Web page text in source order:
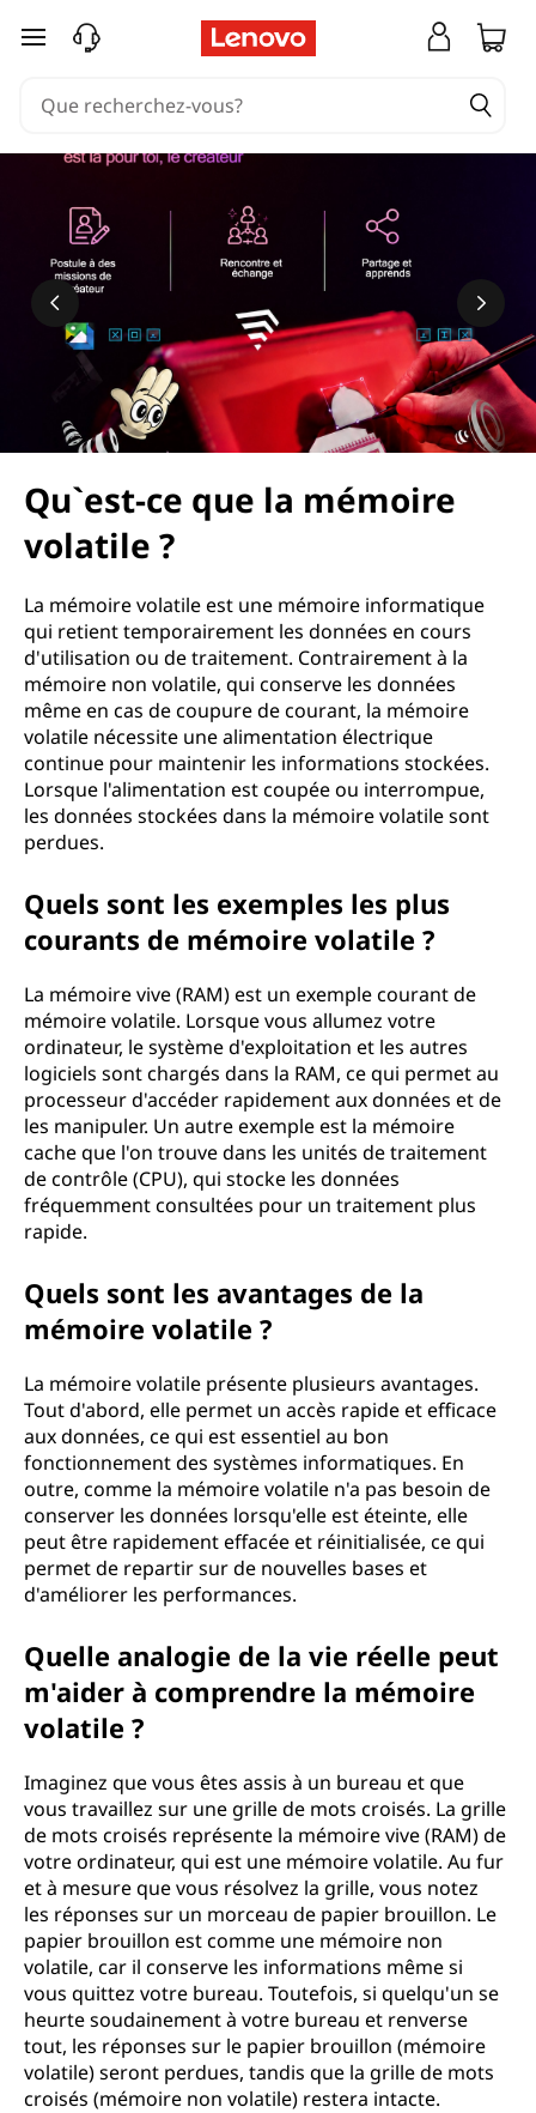
passer au contenu principal
En savoir plus
Qu`est-ce que la mémoire
volatile ?
La mémoire volatile est une mémoire informatique
qui retient temporairement les données en cours
d'utilisation ou de traitement. Contrairement à la
mémoire non volatile, qui conserve les données
même en cas de coupure de courant, la mémoire
volatile nécessite une alimentation électrique
continue pour maintenir les informations stockées.
Lorsque l'alimentation est coupée ou interrompue,
les données stockées dans la mémoire volatile sont
perdues.
Quels sont les exemples les plus
courants de mémoire volatile ?
La mémoire vive (RAM) est un exemple courant de
mémoire volatile. Lorsque vous allumez votre
ordinateur, le système d'exploitation et les autres
logiciels sont chargés dans la RAM, ce qui permet au
processeur d'accéder rapidement aux données et de
les manipuler. Un autre exemple est la mémoire
cache que l'on trouve dans les unités de traitement
de contrôle (CPU), qui stocke les données
fréquemment consultées pour un traitement plus
rapide.
Quels sont les avantages de la
mémoire volatile ?
La mémoire volatile présente plusieurs avantages.
Tout d'abord, elle permet un accès rapide et efficace
aux données, ce qui est essentiel au bon
fonctionnement des systèmes informatiques. En
outre, comme la mémoire volatile n'a pas besoin de
conserver les données lorsqu'elle est éteinte, elle
peut être rapidement effacée et réinitialisée, ce qui
permet de repartir sur de nouvelles bases et
d'améliorer les performances.
Quelle analogie de la vie réelle peut
m'aider à comprendre la mémoire
volatile ?
Imaginez que vous êtes assis à un bureau et que
vous travaillez sur une grille de mots croisés. La grille
de mots croisés représente la mémoire vive (RAM) de
votre ordinateur, qui est une mémoire volatile. Au fur
et à mesure que vous résolvez la grille, vous notez
les réponses sur un morceau de papier brouillon. Le
papier brouillon est comme une mémoire non
volatile, car il conserve les informations même si
vous quittez votre bureau. Toutefois, si quelqu'un se
heurte soudainement à votre bureau et renverse
tout, les réponses sur le papier brouillon (mémoire
volatile) seront perdues, tandis que la grille de mots
croisés (mémoire non volatile) restera intacte.